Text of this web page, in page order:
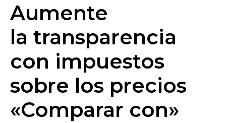
Aumente
la transparencia
con impuestos
sobre los precios
«Comparar con»